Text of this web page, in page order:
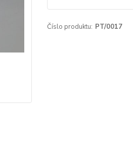
Číslo produktu: PT/0017